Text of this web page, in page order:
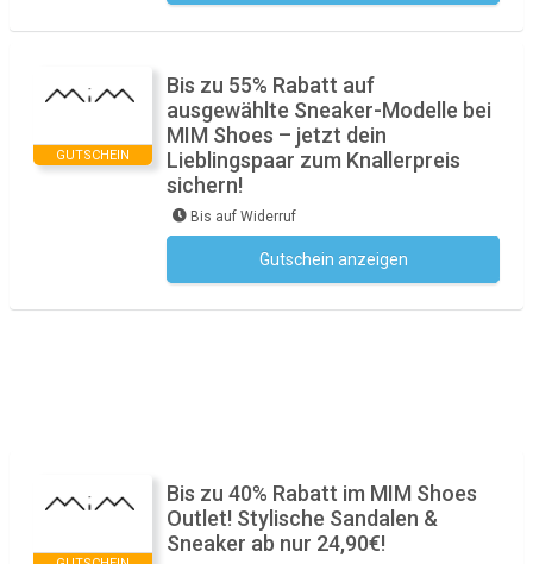
GUTSCHEIN
Bis zu 55% Rabatt auf
ausgewählte Sneaker-Modelle bei
MIM Shoes – jetzt dein
Lieblingspaar zum Knallerpreis
sichern!
Bis auf Widerruf
Gutschein anzeigen
Bis zu 40% Rabatt im MIM Shoes
Outlet! Stylische Sandalen &
Sneaker ab nur 24,90€!